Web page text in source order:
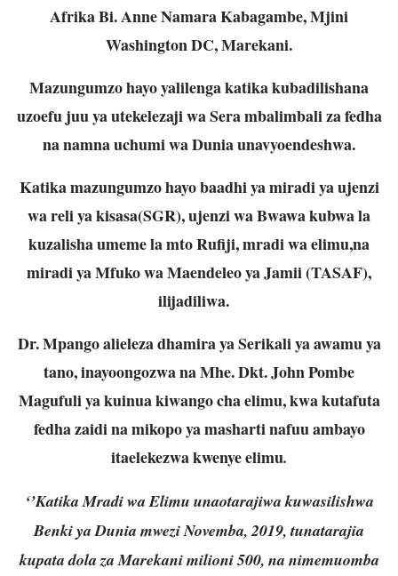
Afrika Bi. Anne Namara Kabagambe, Mjini
Washington DC, Marekani.
Mazungumzo hayo yalilenga katika kubadilishana
uzoefu juu ya utekelezaji wa Sera mbalimbali za fedha
na namna uchumi wa Dunia unavyoendeshwa.
Katika mazungumzo hayo baadhi ya miradi ya ujenzi
wa reli ya kisasa(SGR), ujenzi wa Bwawa kubwa la
kuzalisha umeme la mto Rufiji, mradi wa elimu,na
miradi ya Mfuko wa Maendeleo ya Jamii (TASAF),
ilijadiliwa.
Dr. Mpango alieleza dhamira ya Serikali ya awamu ya
tano, inayoongozwa na Mhe. Dkt. John Pombe
Magufuli ya kuinua kiwango cha elimu, kwa kutafuta
fedha zaidi na mikopo ya masharti nafuu ambayo
itaelekezwa kwenye elimu.
‘’Katika Mradi wa Elimu unaotarajiwa kuwasilishwa
Benki ya Dunia mwezi Novemba, 2019, tunatarajia
kupata dola za Marekani milioni 500, na nimemuomba